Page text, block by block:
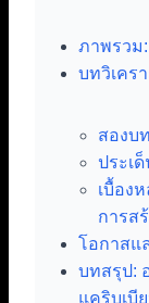
ภาพรวม
บทวิเคร
สองบ
ประเ
เบื้อง
การส
โอกาสแ
บทสรุป:
แคริบเบี